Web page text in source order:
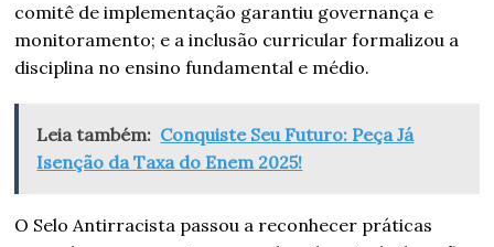
comitê de implementação garantiu governança e
monitoramento; e a inclusão curricular formalizou a
disciplina no ensino fundamental e médio.
Leia também: Conquiste Seu Futuro: Peça Já
Isenção da Taxa do Enem 2025!
O Selo Antirracista passou a reconhecer práticas